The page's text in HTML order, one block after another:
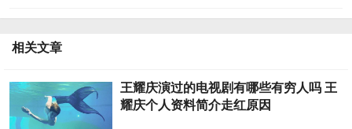
相关文章
王耀庆演过的电视剧有哪些有穷人吗 王
耀庆个人资料简介走红原因